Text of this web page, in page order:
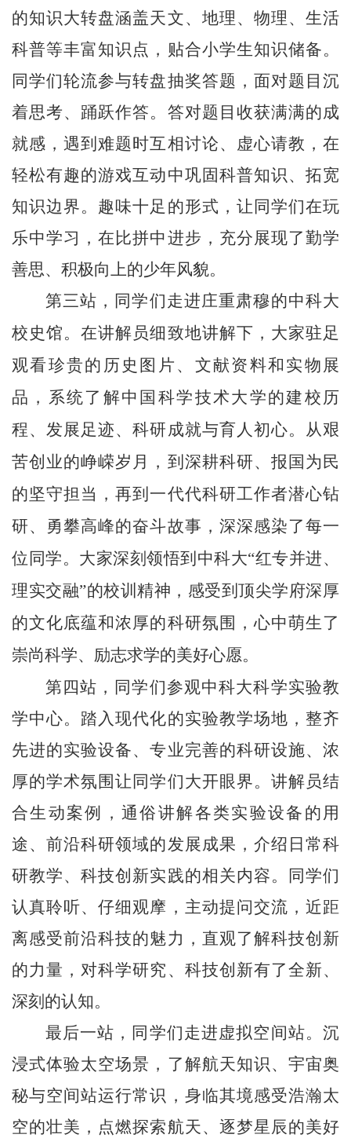
的知识大转盘涵盖天文、地理、物理、生活
科普等丰富知识点，贴合小学生知识储备。
同学们轮流参与转盘抽奖答题，面对题目沉
着思考、踊跃作答。答对题目收获满满的成
就感，遇到难题时互相讨论、虚心请教，在
轻松有趣的游戏互动中巩固科普知识、拓宽
知识边界。趣味十足的形式，让同学们在玩
乐中学习，在比拼中进步，充分展现了勤学
善思、积极向上的少年风貌。
第三站，同学们走进庄重肃穆的中科大
校史馆。在讲解员细致地讲解下，大家驻足
观看珍贵的历史图片、文献资料和实物展
品，系统了解中国科学技术大学的建校历
程、发展足迹、科研成就与育人初心。从艰
苦创业的峥嵘岁月，到深耕科研、报国为民
的坚守担当，再到一代代科研工作者潜心钻
研、勇攀高峰的奋斗故事，深深感染了每一
位同学。大家深刻领悟到中科大“红专并进、
理实交融”的校训精神，感受到顶尖学府深厚
的文化底蕴和浓厚的科研氛围，心中萌生了
崇尚科学、励志求学的美好心愿。
第四站，同学们参观中科大科学实验教
学中心。踏入现代化的实验教学场地，整齐
先进的实验设备、专业完善的科研设施、浓
厚的学术氛围让同学们大开眼界。讲解员结
合生动案例，通俗讲解各类实验设备的用
途、前沿科研领域的发展成果，介绍日常科
研教学、科技创新实践的相关内容。同学们
认真聆听、仔细观摩，主动提问交流，近距
离感受前沿科技的魅力，直观了解科技创新
的力量，对科学研究、科技创新有了全新、
深刻的认知。
最后一站，同学们走进虚拟空间站。沉
浸式体验太空场景，了解航天知识、宇宙奥
秘与空间站运行常识，身临其境感受浩瀚太
空的壮美，点燃探索航天、逐梦星辰的美好